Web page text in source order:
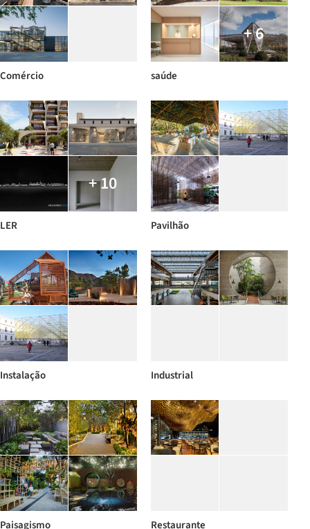
Comércio
+ 6
saúde
+ 10
LER Pavilhão
Instalação Industrial
Paisagismo Restaurante